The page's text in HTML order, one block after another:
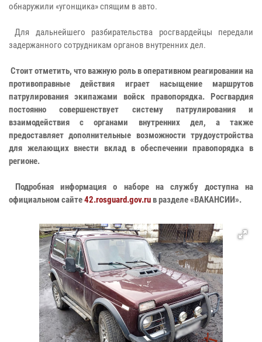
обнаружили «угонщика» спящим в авто.
Для дальнейшего разбирательства росгвардейцы передали
задержанного сотрудникам органов внутренних дел.
Стоит отметить, что важную роль в оперативном реагировании на
противоправные действия играет насыщение маршрутов
патрулирования экипажами войск правопорядка. Росгвардия
постоянно совершенствует систему патрулирования и
взаимодействия с органами внутренних дел, а также
предоставляет дополнительные возможности трудоустройства
для желающих внести вклад в обеспечении правопорядка в
регионе.
Подробная информация о наборе на службу доступна на
официальном сайте42.rosguard.gov.ru в разделе «ВАКАНСИИ».